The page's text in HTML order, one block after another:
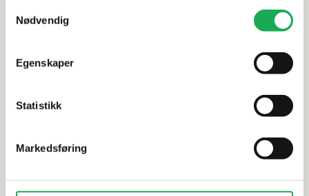
Nødvendig
Egenskaper
Statistikk
Markedsføring
Alternative produkter
Mosaikkflis
Enamel
2,3x2,3
STON PAN·DAN